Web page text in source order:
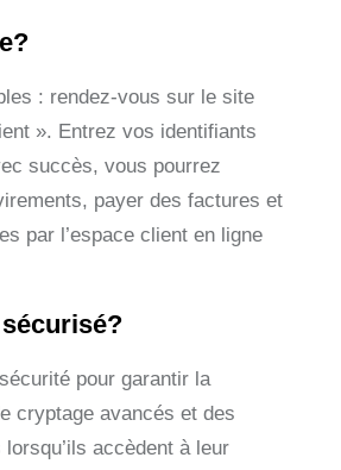
: rendez-vous sur le site
». Entrez vos identifiants
succès, vous pourrez
payer des factures et
par l’espace client en ligne
sécurisé?
pour garantir la
cryptage avancés et des
accèdent à leur